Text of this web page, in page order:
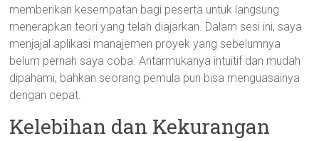
memberikan kesempatan bagi peserta untuk langsung
menerapkan teori yang telah diajarkan. Dalam sesi ini, saya
menjajal aplikasi manajemen proyek yang sebelumnya
belum pernah saya coba. Antarmukanya intuitif dan mudah
dipahami; bahkan seorang pemula pun bisa menguasainya
dengan cepat.
Kelebihan dan Kekurangan